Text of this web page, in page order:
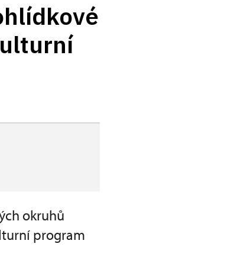
okruhů
program